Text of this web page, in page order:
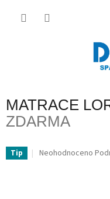
MATRACE
ZDARMA
Tip
Průměrné
Neohodnoceno